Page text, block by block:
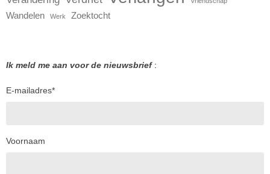
Wandelen Werk Zoektocht
Ik meld me aan voor de nieuwsbrief:
E-mailadres*
Voornaam